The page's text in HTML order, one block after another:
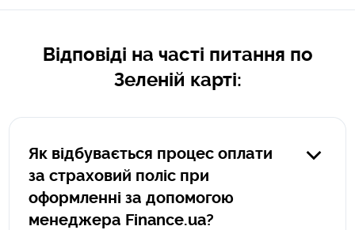
Відповіді на часті питання по
Зеленій карті:
Як відбувається процес оплати
за страховий поліс при
оформленні за допомогою
менеджера Finance.ua?